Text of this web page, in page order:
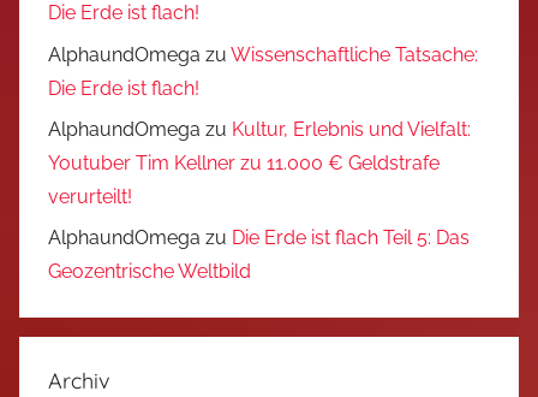
Die Erde ist flach!
AlphaundOmega zu Wissenschaftliche Tatsache:
Die Erde ist flach!
AlphaundOmega zu Kultur, Erlebnis und Vielfalt:
Youtuber Tim Kellner zu 11.000 € Geldstrafe
verurteilt!
AlphaundOmega zu Die Erde ist flach Teil 5: Das
Geozentrische Weltbild
Archiv